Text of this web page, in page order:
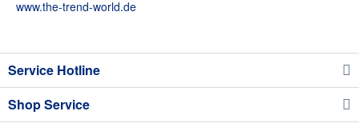
www.the-trend-world.de
Service Hotline
Shop Service